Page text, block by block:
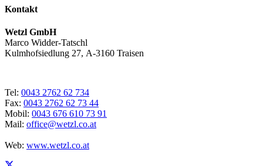
Kontakt
Wetzl GmbH
Marco Widder-Tatschl
Kulmhofsiedlung 27, A-3160 Traisen
Tel: 0043 2762 62 734
Fax: 0043 2762 62 73 44
Mobil: 0043 676 610 73 91
Mail: office@wetzl.co.at
Web: www.wetzl.co.at